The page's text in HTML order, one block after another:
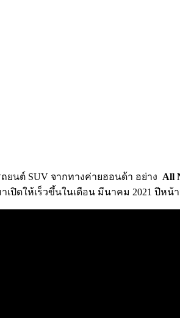
ยนต์ SUV จากทางค่ายฮอนด้า อย่าง All
เปิดให้เร็วขึ้นในเดือน มีนาคม 2021 ปีห